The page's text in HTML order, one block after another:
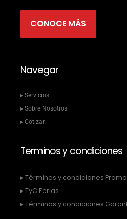
CONOCE MÁS
Navegar
▸ Servicios
▸ Sobre Nosotros
▸ Cotizar
Terminos y condiciones
▸ Términos y condiciones
▸ TyC Ferias
▸ Términos y condiciones